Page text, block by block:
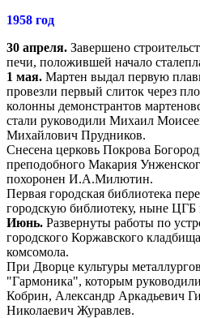
1958 год
30 апреля. Завершено
печи, положившей начало
1 мая. Мартен выдал первую
провезли первый слиток через
колонны демонстрантов
стали руководили Михаил
Михайлович Прудников.
Снесена церковь Покрова
преподобного Макария
похоронен И.А.Милютин.
Первая городская библиотека
городскую библиотеку, ныне
Июнь. Развернуты работы по
городского Коржавского
комсомола.
При Дворце культуры
"Гармоника", которым
Кобрин, Александр Аркадьевич
Николаевич Журавлев.